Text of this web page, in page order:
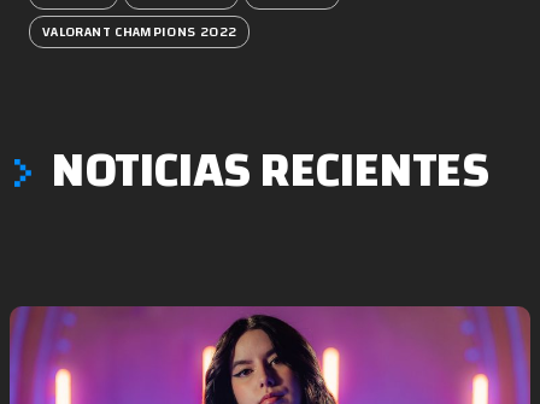
VALORANT CHAMPIONS 2022
NOTICIAS RECIENTES